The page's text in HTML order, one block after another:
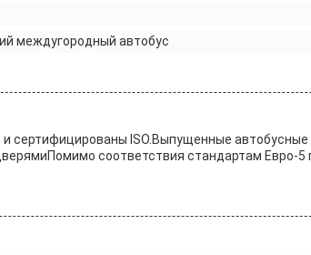
междугородный автобус
сертифицированы ISO.Выпущенные
соответствия стандартам Евро-5